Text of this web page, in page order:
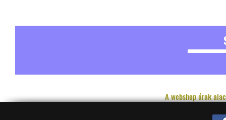
A webshop árak